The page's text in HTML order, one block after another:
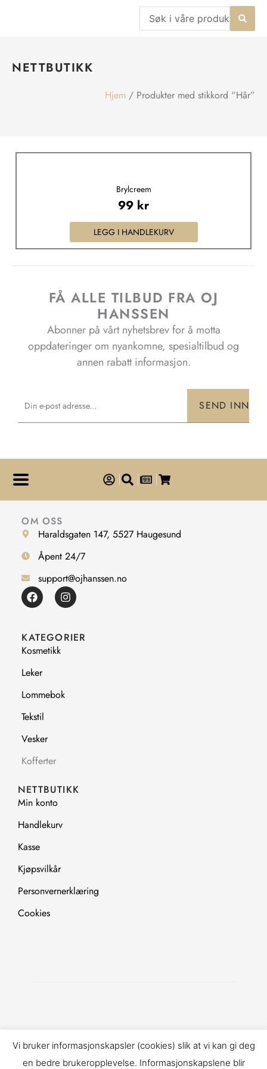
Search
...
NETTBUTIKK
Hjem / Produkter med stikkord “Hår”
Brylcreem
99 kr
LEGG I HANDLEKURV
FÅ ALLE TILBUD FRA OJ
HANSSEN
Abonner på vårt nyhetsbrev for å motta
oppdateringer om nyankomne, spesialtilbud og
annen rabatt informasjon.
SEND INN
OM OSS
Haraldsgaten 147, 5527 Haugesund
Åpent 24/7
support@ojhanssen.no
F
a
c
b
o
o
k
I
n
s
a
g
KATEGORIER
Kosmetikk
Leker
Lommebok
Tekstil
Vesker
Kofferter
NETTBUTIKK
Min konto
Handlekurv
Kasse
Kjøpsvilkår
Personvernerklæring
Cookies
Copyright © 2025. All Rights Reserved.
Vi bruker informasjonskapsler (cookies) slik at vi kan gi deg
en bedre brukeropplevelse. Informasjonskapslene blir